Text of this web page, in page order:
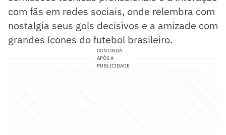
com fãs em redes sociais, onde relembra com
nostalgia seus gols decisivos e a amizade com
grandes ícones do futebol brasileiro.
CONTINUA
APÓS A
PUBLICIDADE